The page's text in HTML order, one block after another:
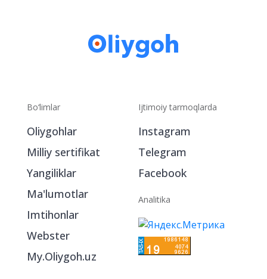
Bo‘limlar
Oliygohlar
Milliy sertifikat
Yangiliklar
Ma'lumotlar
Imtihonlar
Webster
My.Oliygoh.uz
Ijtimoiy tarmoqlarda
Instagram
Telegram
Facebook
Analitika